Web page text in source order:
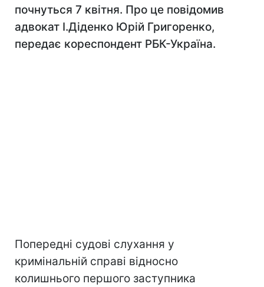
почнуться 7 квітня. Про це повідомив
адвокат І.Діденко Юрій Григоренко,
передає кореспондент РБК-Україна.
Попередні судові слухання у
кримінальній справі відносно
колишнього першого заступника